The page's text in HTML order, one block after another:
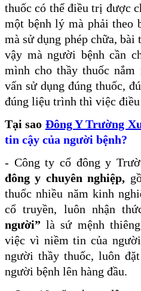
thuốc có thể điều trị được
một bệnh lý mà phải theo
mà sử dụng phép chữa,
vậy mà người bệnh cần
mình cho thầy thuốc
vấn sử dụng đúng thuốc,
đúng liệu trình thì việc
Tại sao Đông Y Trường
tin cậy của người bệnh?
- Công ty cổ đông y
đông y chuyên nghiệp,
thuốc nhiều năm kinh
cổ truyền, luôn nhận
người” là sứ mệnh
việc vì niềm tin của
người thầy thuốc, luôn
người bệnh lên hàng đầu.